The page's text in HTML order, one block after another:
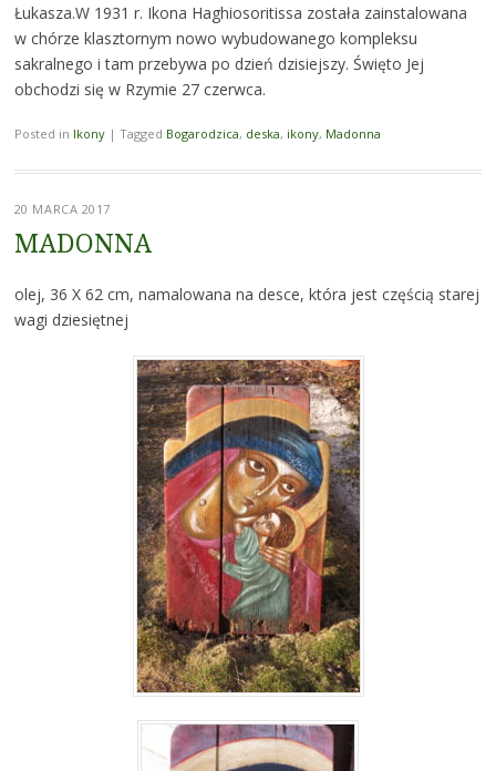
Łukasza.W 1931 r. Ikona Haghiosoritissa została zainstalowana
w chórze klasztornym nowo wybudowanego kompleksu
sakralnego i tam przebywa po dzień dzisiejszy. Święto Jej
obchodzi się w Rzymie 27 czerwca.
Posted in Ikony | Tagged Bogarodzica, deska, ikony, Madonna
20 MARCA 2017
MADONNA
olej, 36 X 62 cm, namalowana na desce, która jest częścią starej
wagi dziesiętnej